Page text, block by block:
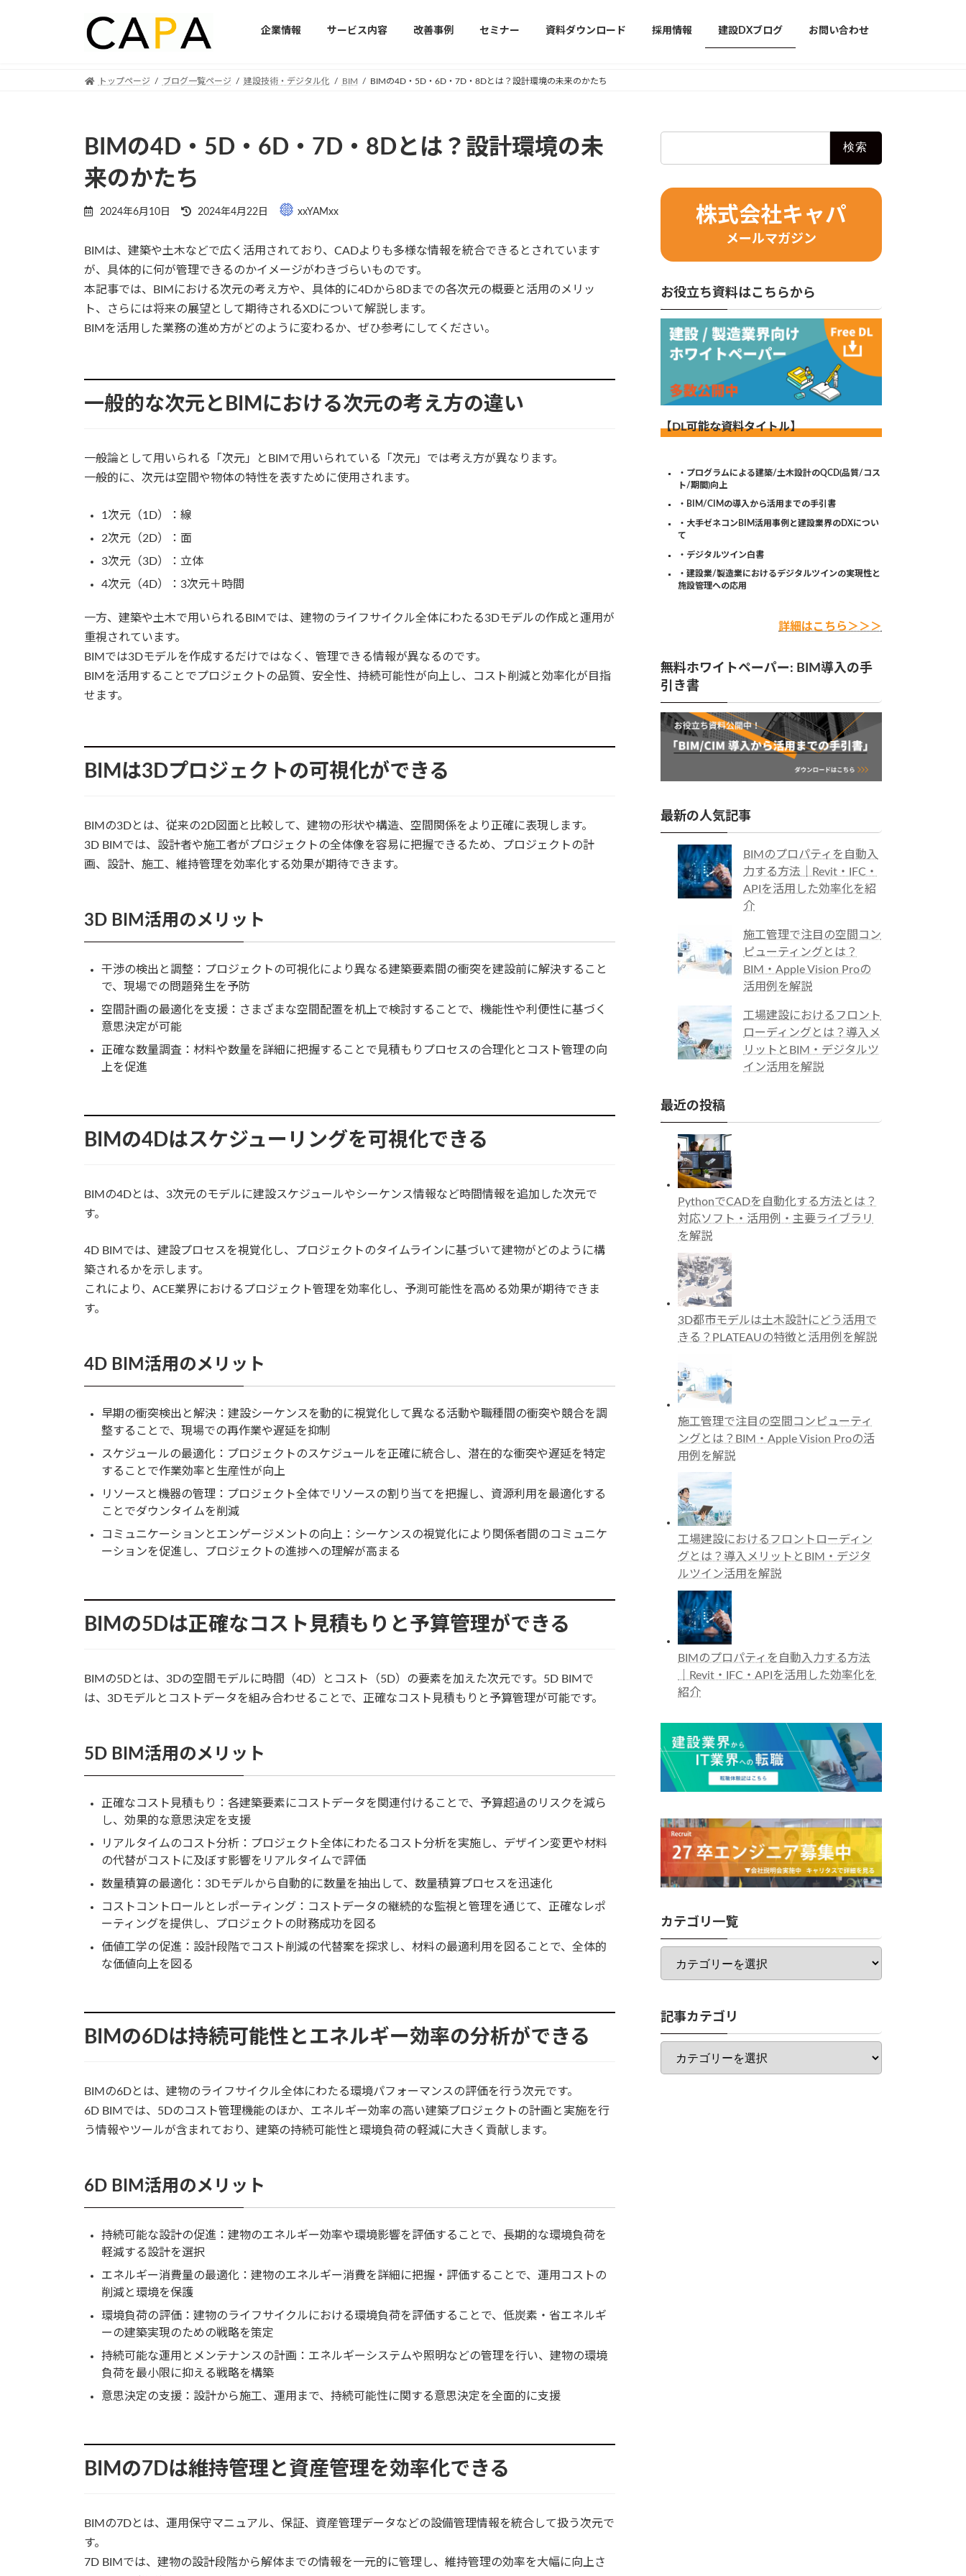
企業情報 サービス内容 改善事例 セミナー 資料ダウンロード 採用情報 建設DXブログ お問い合わせ
トップページ ブログ一覧ページ 建設技術・デジタル化 BIM BIMの4D・5D・6D・7D・8Dとは？設計環境の未来のかたち
BIMの4D・5D・6D・7D・8Dとは？設計環境の未
来のかたち
2024年6月10日
Last
updated
2024年4月22日 xxYAMxx
BIMは、建築や土木などで広く活用されており、CADよりも多様な情報を統合できるとされています
が、具体的に何が管理できるのかイメージがわきづらいものです。
本記事では、BIMにおける次元の考え方や、具体的に4Dから8Dまでの各次元の概要と活用のメリッ
ト、さらには将来の展望として期待されるXDについて解説します。
BIMを活用した業務の進め方がどのように変わるか、ぜひ参考にしてください。
一般的な次元とBIMにおける次元の考え方の違い
一般論として用いられる「次元」とBIMで用いられている「次元」では考え方が異なります。
一般的に、次元は空間や物体の特性を表すために使用されます。
1次元（1D）：線
2次元（2D）：面
3次元（3D）：立体
4次元（4D）：3次元＋時間
一方、建築や土木で用いられるBIMでは、建物のライフサイクル全体にわたる3Dモデルの作成と運用が
重視されています。
BIMでは3Dモデルを作成するだけではなく、管理できる情報が異なるのです。
BIMを活用することでプロジェクトの品質、安全性、持続可能性が向上し、コスト削減と効率化が目指
せます。
BIMは3Dプロジェクトの可視化ができる
BIMの3Dとは、従来の2D図面と比較して、建物の形状や構造、空間関係をより正確に表現します。
3D BIMでは、設計者や施工者がプロジェクトの全体像を容易に把握できるため、プロジェクトの計
画、設計、施工、維持管理を効率化する効果が期待できます。
3D BIM活用のメリット
干渉の検出と調整：プロジェクトの可視化により異なる建築要素間の衝突を建設前に解決すること
で、現場での問題発生を予防
空間計画の最適化を支援：さまざまな空間配置を机上で検討することで、機能性や利便性に基づく
意思決定が可能
正確な数量調査：材料や数量を詳細に把握することで見積もりプロセスの合理化とコスト管理の向
上を促進
BIMの4Dはスケジューリングを可視化できる
BIMの4Dとは、3次元のモデルに建設スケジュールやシーケンス情報など時間情報を追加した次元で
す。
4D BIMでは、建設プロセスを視覚化し、プロジェクトのタイムラインに基づいて建物がどのように構
築されるかを示します。
これにより、ACE業界におけるプロジェクト管理を効率化し、予測可能性を高める効果が期待できま
す。
4D BIM活用のメリット
早期の衝突検出と解決：建設シーケンスを動的に視覚化して異なる活動や職種間の衝突や競合を調
整することで、現場での再作業や遅延を抑制
スケジュールの最適化：プロジェクトのスケジュールを正確に統合し、潜在的な衝突や遅延を特定
することで作業効率と生産性が向上
リソースと機器の管理：プロジェクト全体でリソースの割り当てを把握し、資源利用を最適化する
ことでダウンタイムを削減
コミュニケーションとエンゲージメントの向上：シーケンスの視覚化により関係者間のコミュニケ
ーションを促進し、プロジェクトの進捗への理解が高まる
BIMの5Dは正確なコスト見積もりと予算管理ができる
BIMの5Dとは、3Dの空間モデルに時間（4D）とコスト（5D）の要素を加えた次元です。5D BIMで
は、3Dモデルとコストデータを組み合わせることで、正確なコスト見積もりと予算管理が可能です。
5D BIM活用のメリット
正確なコスト見積もり：各建築要素にコストデータを関連付けることで、予算超過のリスクを減ら
し、効果的な意思決定を支援
リアルタイムのコスト分析：プロジェクト全体にわたるコスト分析を実施し、デザイン変更や材料
の代替がコストに及ぼす影響をリアルタイムで評価
数量積算の最適化：3Dモデルから自動的に数量を抽出して、数量積算プロセスを迅速化
コストコントロールとレポーティング：コストデータの継続的な監視と管理を通じて、正確なレポ
ーティングを提供し、プロジェクトの財務成功を図る
価値工学の促進：設計段階でコスト削減の代替案を探求し、材料の最適利用を図ることで、全体的
な価値向上を図る
BIMの6Dは持続可能性とエネルギー効率の分析ができる
BIMの6Dとは、建物のライフサイクル全体にわたる環境パフォーマンスの評価を行う次元です。
6D BIMでは、5Dのコスト管理機能のほか、エネルギー効率の高い建築プロジェクトの計画と実施を行
う情報やツールが含まれており、建築の持続可能性と環境負荷の軽減に大きく貢献します。
6D BIM活用のメリット
持続可能な設計の促進：建物のエネルギー効率や環境影響を評価することで、長期的な環境負荷を
軽減する設計を選択
エネルギー消費量の最適化：建物のエネルギー消費を詳細に把握・評価することで、運用コストの
削減と環境を保護
環境負荷の評価：建物のライフサイクルにおける環境負荷を評価することで、低炭素・省エネルギ
ーの建築実現のための戦略を策定
持続可能な運用とメンテナンスの計画：エネルギーシステムや照明などの管理を行い、建物の環境
負荷を最小限に抑える戦略を構築
意思決定の支援：設計から施工、運用まで、持続可能性に関する意思決定を全面的に支援
BIMの7Dは維持管理と資産管理を効率化できる
BIMの7Dとは、運用保守マニュアル、保証、資産管理データなどの設備管理情報を統合して扱う次元で
す。
7D BIMでは、建物の設計段階から解体までの情報を一元的に管理し、維持管理の効率を大幅に向上さ
株式会社キャパ
メールマガジン
お役立ち資料はこちらから
【DL可能な資料タイトル】
・プログラムによる建築/土木設計のQCD(品質/コス
ト/期間)向上
・BIM/CIMの導入から活用までの手引書
・大手ゼネコンBIM活用事例と建設業界のDXについ
て
・デジタルツイン白書
・建設業/製造業におけるデジタルツインの実現性と
施設管理への応用
詳細はこちら＞＞＞
無料ホワイトペーパー: BIM導入の手
引き書
最新の人気記事
BIMのプロパティを自動入
力する方法｜Revit・IFC・
APIを活用した効率化を紹
介
施工管理で注目の空間コン
ピューティングとは？
BIM・Apple Vision Proの
活用例を解説
工場建設におけるフロント
ローディングとは？導入メ
リットとBIM・デジタルツ
イン活用を解説
最近の投稿
PythonでCADを自動化する方法とは？
対応ソフト・活用例・主要ライブラリ
を解説
3D都市モデルは土木設計にどう活用で
きる？PLATEAUの特徴と活用例を解説
施工管理で注目の空間コンピューティ
ングとは？BIM・Apple Vision Proの活
用例を解説
工場建設におけるフロントローディン
グとは？導入メリットとBIM・デジタ
ルツイン活用を解説
BIMのプロパティを自動入力する方法
｜Revit・IFC・APIを活用した効率化を
紹介
カテゴリ一覧
カ
ゴ
一
覧
記事カテゴリ
記
カ